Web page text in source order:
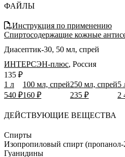
ФАЙЛЫ
Инструкция по применению
Спиртосодержащие кожные
Диасептик-30, 50 мл, спрей
ИНТЕРСЭН-плюс, Россия
1 л
540 ₽
100 мл, спрей
160 ₽
250 мл, спрей
235 ₽
5
2
ДЕЙСТВУЮЩИЕ ВЕЩЕСТВА
Спирты
Изопропиловый спирт (пропанол-
Гуанидины
135 ₽